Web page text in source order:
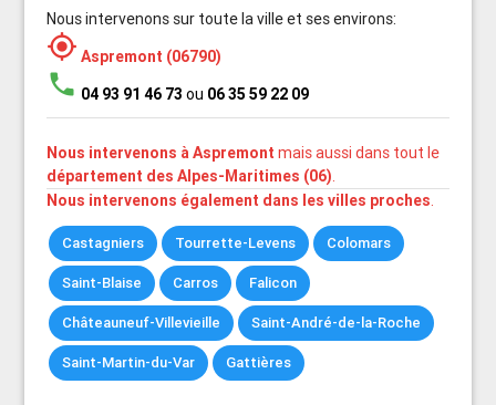
Nous intervenons sur toute la ville et ses environs:
my_location Aspremont (06790)
phone 04 93 91 46 73 ou 06 35 59 22 09
Nous intervenons à Aspremont mais aussi dans tout le
département des Alpes-Maritimes (06).
Nous intervenons également dans les villes proches.
Castagniers Tourrette-Levens Colomars
Saint-Blaise Carros Falicon
Châteauneuf-Villevieille Saint-André-de-la-Roche
Saint-Martin-du-Var Gattières